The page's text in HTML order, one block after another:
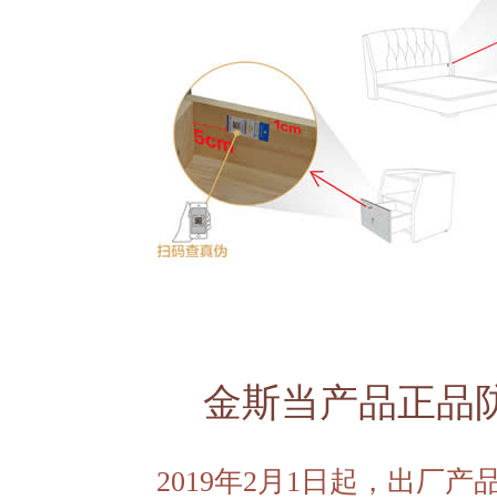
金斯当产品正品
2019年2月1日起，出厂产